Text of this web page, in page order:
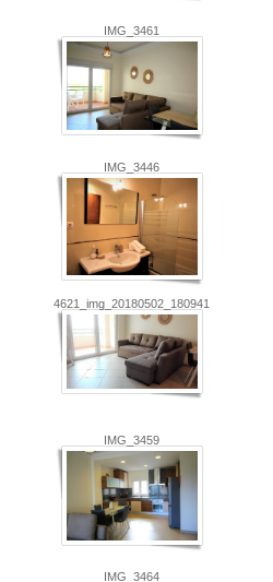
IMG_3461
IMG_3446
4621_img_20180502_180941
IMG_3459
IMG_3464